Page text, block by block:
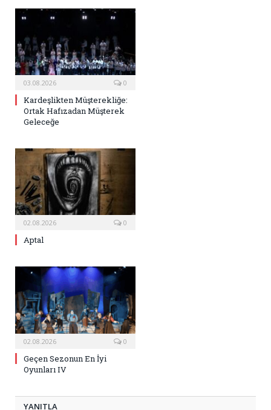
03.08.2026 0
Kardeşlikten Müşterekliğe:
Ortak Hafızadan Müşterek
Geleceğe
02.08.2026 0
Aptal
02.08.2026 0
Geçen Sezonun En İyi
Oyunları IV
YANITLA